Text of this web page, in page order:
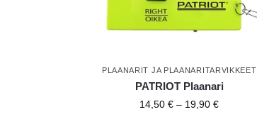
PLAANARIT JA PLAANARITARVIKKEET
PATRIOT Plaanari
14,50€ – 19,90€